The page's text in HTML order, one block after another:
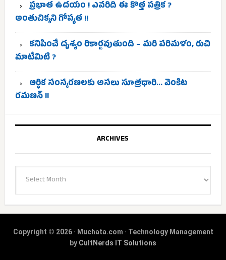
ప్రభాత ఉదయం ! ఎవరిది ఈ కొత్త పత్రిక ?
అంతుచిక్కని గోప్యత !!
కనిపించే దృశ్యం రికార్డవుతుంది – మరి పరిమళం, రుచి
మాటేమిటి ?
ఆర్థిక సంస్కరణలకు అసలు సూత్రధారి… వెంకిట
రమణన్ !!
ARCHIVES
Copyright © 2026 · Muchata.com · Technology Management
by CultNerds IT Solutions